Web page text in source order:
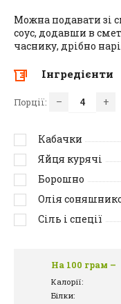
Можна подавати зі
соус, додавши в
часнику, дрібно
Інгредієнти
Порції: – +
Кабачки
Яйця курячі
Борошно
Олія
Сіль і спеції
На 100 грам –
Калорії:
Білки: